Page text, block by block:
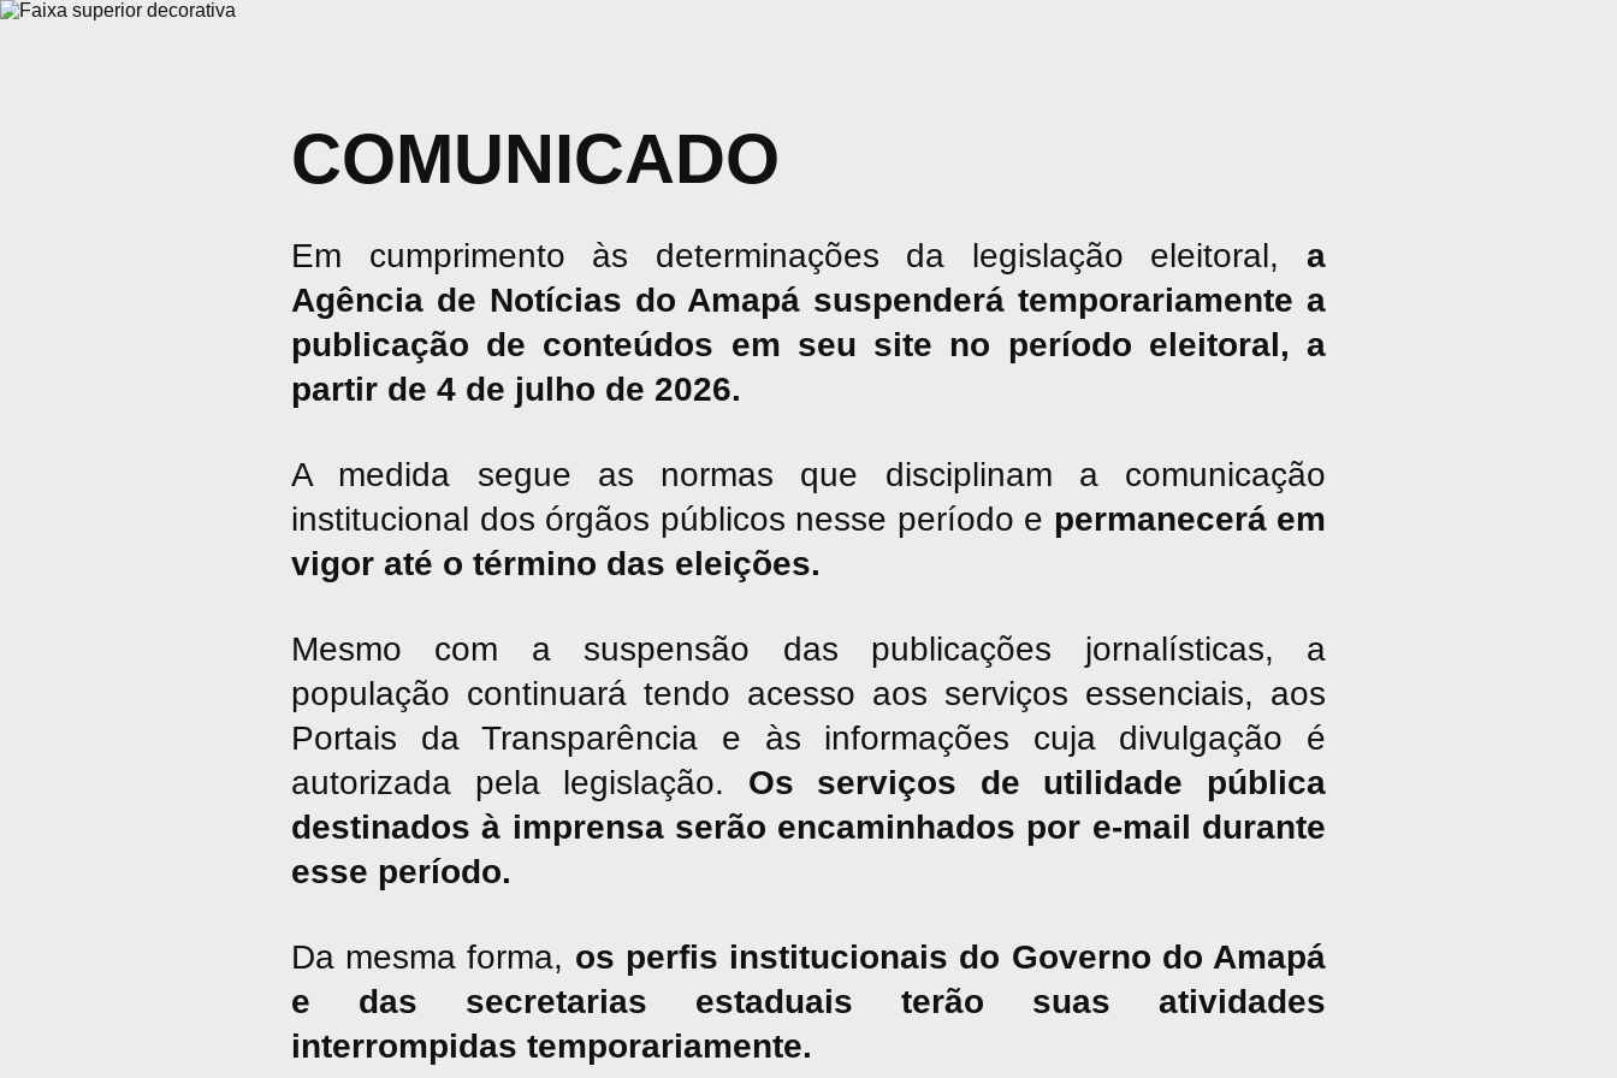
COMUNICADO
Em cumprimento às determinações da legislação eleitoral, a
Agência de Notícias do Amapá suspenderá temporariamente a
publicação de conteúdos em seu site no período eleitoral, a
partir de 4 de julho de 2026.
A medida segue as normas que disciplinam a comunicação
institucional dos órgãos públicos nesse período e permanecerá em
vigor até o término das eleições.
Mesmo com a suspensão das publicações jornalísticas, a
população continuará tendo acesso aos serviços essenciais, aos
Portais da Transparência e às informações cuja divulgação é
autorizada pela legislação. Os serviços de utilidade pública
destinados à imprensa serão encaminhados por e-mail durante
esse período.
Da mesma forma, os perfis institucionais do Governo do Amapá
e das secretarias estaduais terão suas atividades
interrompidas temporariamente.